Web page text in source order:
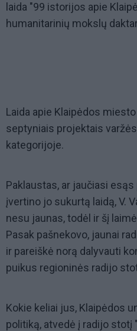
laida "99 istorijos apie
humanitarinių mokslų
Laida apie Klaipėdos
septyniais projektais
kategorijoje.
Paklaustas, ar jaučiasi esąs
įvertino jo sukurtą laidą, V.
nesu jaunas, todėl ir šį
Pasak pašnekovo, jaunai
ir pareiškė norą dalyvauti
puikus regioninės radijo
Kokie keliai jus, Klaipėdos
politiką, atvedė į radijo stotį